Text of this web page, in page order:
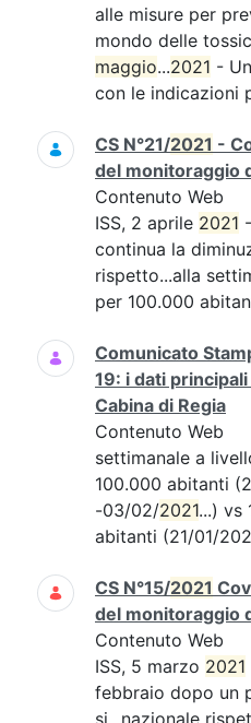
alle misure per
mondo delle
maggio...2021 -
con le indicazioni
CS N°21/2021 -
del monitoraggio
Contenuto Web
ISS, 2 aprile 2021
continua la
rispetto...alla
per 100.000
Comunicato
19: i dati
Cabina di Regia
Contenuto Web
settimanale a
100.000 abitanti
-03/02/2021...) vs
abitanti (21/01/
CS N°15/2021
del monitoraggio
Contenuto Web
ISS, 5 marzo 2021
febbraio dopo un
si...nazionale